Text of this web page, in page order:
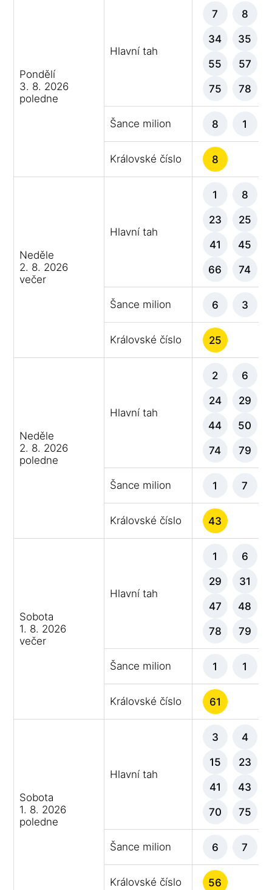
Pondělí
3. 8. 2026
poledne
Hlavní tah
7 8
34 35
55 57
75 78
Šance milion 8 1
Královské číslo 8
Neděle
2. 8. 2026
večer
Hlavní tah
1 8
23 25
41 45
66 74
Šance milion 6 3
Královské číslo 25
Neděle
2. 8. 2026
poledne
Hlavní tah
2 6
24 29
44 50
74 79
Šance milion 1 7
Královské číslo 43
Sobota
1. 8. 2026
večer
Hlavní tah
1 6
29 31
47 48
78 79
Šance milion 1 1
Královské číslo 61
Sobota
1. 8. 2026
poledne
Hlavní tah
3 4
15 23
41 43
70 75
Šance milion 6 7
Královské číslo 56